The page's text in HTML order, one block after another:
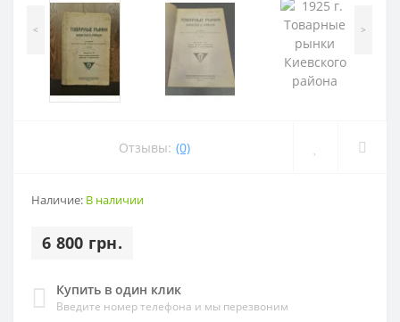
< >
Отзывы: (0)
Наличие: В наличии
6 800 грн.
Купить в один клик
Введите номер телефона и мы перезвоним